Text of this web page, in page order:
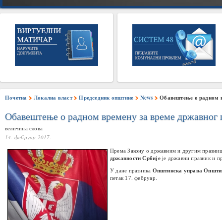
Почетна Локална власт Председник општине News Обавештење о радном
Обавештење о радном времену за време државног
величина слова
14. фебруар 2017.
Према Закону о државним и другим
државности Србијеје државни празник и
У дане празника Општинска управа
петак 17. фебруар.